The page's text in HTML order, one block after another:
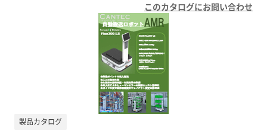
このカタログにお問い合わせ
製品カタログ